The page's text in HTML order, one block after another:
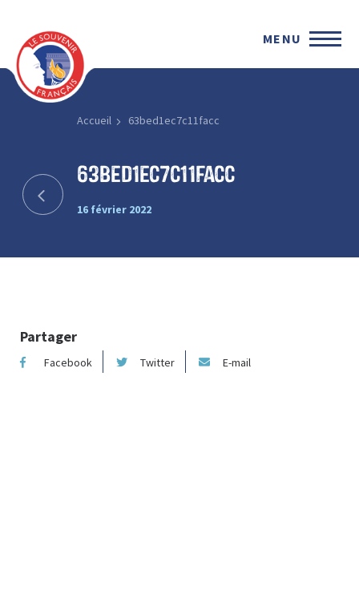
MENU
Accueil 63bed1ec7c11facc
63bed1ec7c11facc
16 février 2022
Partager
Facebook Twitter E-mail